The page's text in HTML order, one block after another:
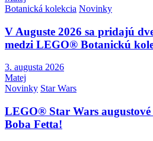
Botanická kolekcia Novinky
V Auguste 2026 sa pridajú
medzi LEGO® Botanickú
3. augusta 2026
Matej
Novinky Star Wars
LEGO® Star Wars
Boba Fetta!